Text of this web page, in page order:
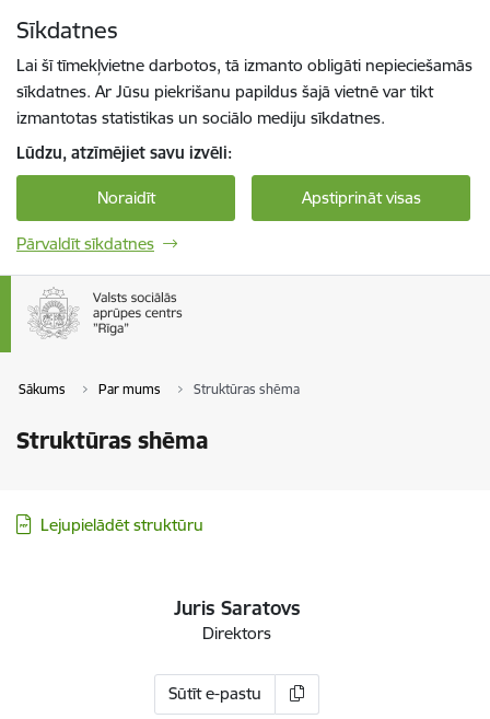
Sīkdatnes
Lai šī tīmekļvietne darbotos, tā izmanto obligāti nepieciešamās
sīkdatnes. Ar Jūsu piekrišanu papildus šajā vietnē var tikt
izmantotas statistikas un sociālo mediju sīkdatnes.
Lūdzu, atzīmējiet savu izvēli:
Noraidīt Apstiprināt visas
Pārvaldīt sīkdatnes
Sākums Par mums Struktūras shēma
Struktūras shēma
Lejupielādēt struktūru
Juris Saratovs
Direktors
Sūtīt e-pastu